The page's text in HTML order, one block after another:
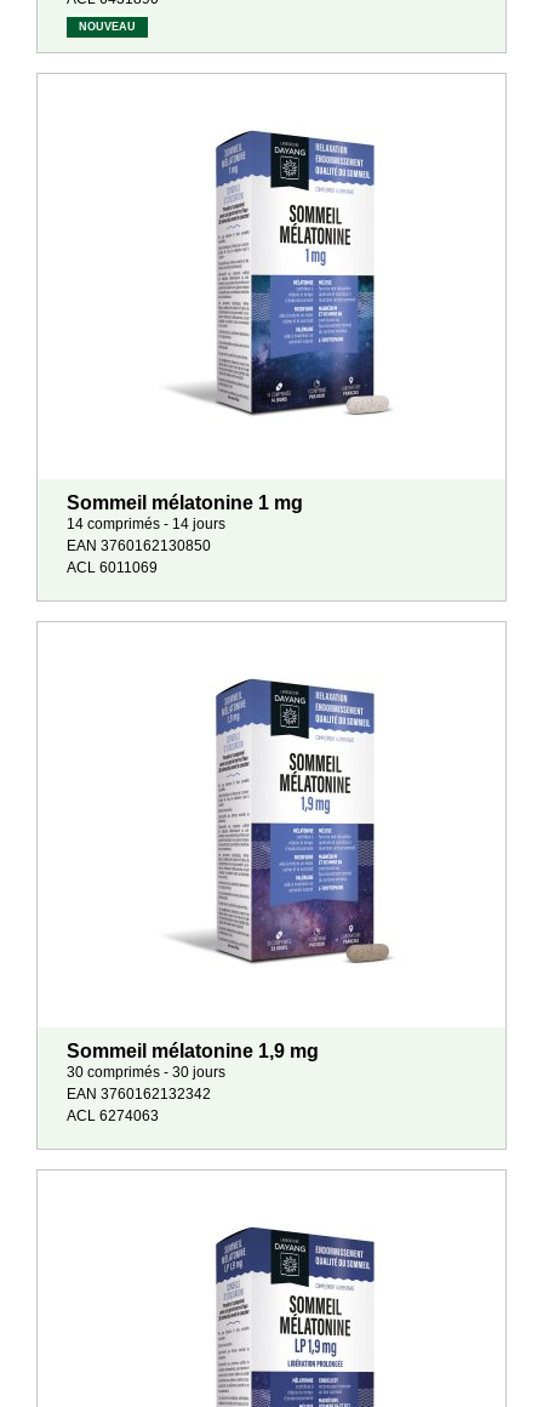
NOUVEAU
Sommeil mélatonine 1 mg
14 comprimés - 14 jours
EAN 3760162130850
ACL 6011069
Sommeil mélatonine 1,9 mg
30 comprimés - 30 jours
EAN 3760162132342
ACL 6274063